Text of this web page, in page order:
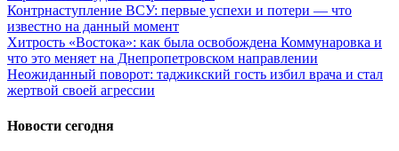
Контрнаступление ВСУ: первые успехи и потери — что
известно на данный момент
Хитрость «Востока»: как была освобождена Коммунаровка и
что это меняет на Днепропетровском направлении
Неожиданный поворот: таджикский гость избил врача и стал
жертвой своей агрессии
Новости сегодня